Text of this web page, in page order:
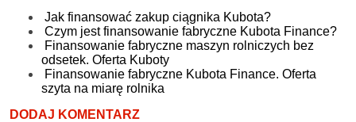
Jak finansować zakup ciągnika Kubota?
Czym jest finansowanie fabryczne Kubota Finance?
Finansowanie fabryczne maszyn rolniczych bez
odsetek. Oferta Kuboty
Finansowanie fabryczne Kubota Finance. Oferta
szyta na miarę rolnika
DODAJ KOMENTARZ